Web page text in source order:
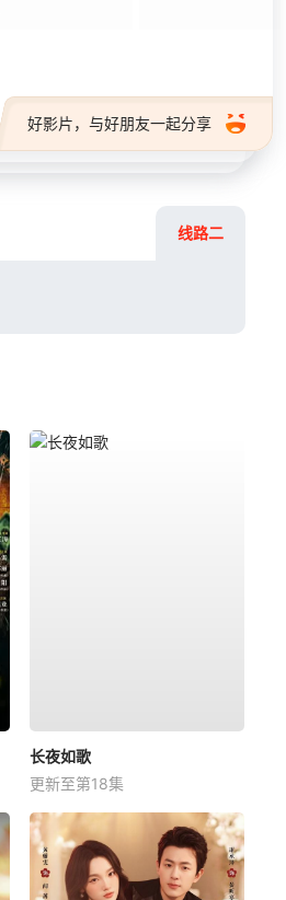
好影片，与好朋友一起分享
线路二
长夜如歌
更新至第18集